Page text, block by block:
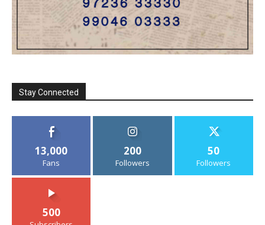
Stay Connected
13,000
Fans
200
Followers
50
Followers
500